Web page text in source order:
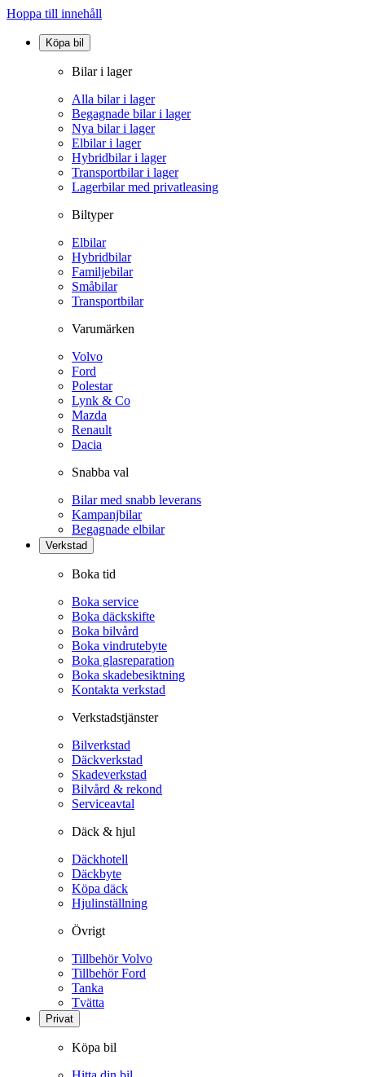
Hoppa till innehåll
Köpa bil
Bilar i lager
Alla bilar i lager
Begagnade bilar i lager
Nya bilar i lager
Elbilar i lager
Hybridbilar i lager
Transportbilar i lager
Lagerbilar med privatleasing
Biltyper
Elbilar
Hybridbilar
Familjebilar
Småbilar
Transportbilar
Varumärken
Volvo
Ford
Polestar
Lynk & Co
Mazda
Renault
Dacia
Snabba val
Bilar med snabb leverans
Kampanjbilar
Begagnade elbilar
Verkstad
Boka tid
Boka service
Boka däckskifte
Boka bilvård
Boka vindrutebyte
Boka glasreparation
Boka skadebesiktning
Kontakta verkstad
Verkstadstjänster
Bilverkstad
Däckverkstad
Skadeverkstad
Bilvård & rekond
Serviceavtal
Däck & hjul
Däckhotell
Däckbyte
Köpa däck
Hjulinställning
Övrigt
Tillbehör Volvo
Tillbehör Ford
Tanka
Tvätta
Privat
Köpa bil